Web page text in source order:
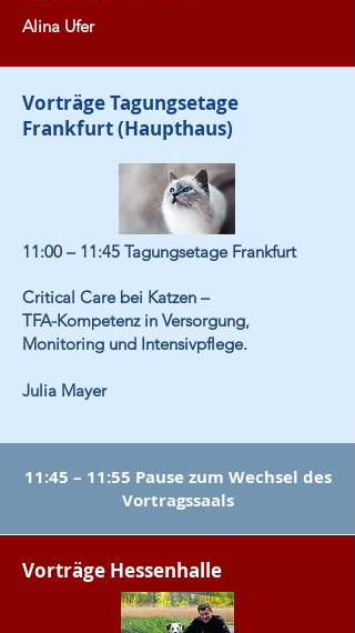
Alina Ufer
Vorträge Tagungsetage
Frankfurt (Haupthaus)
11:00 – 11:45 Tagungsetage Frankfurt
Critical Care bei Katzen –
TFA-Kompetenz in Versorgung,
Monitoring und Intensivpflege.
Julia Mayer
11:45 – 11:55 Pause zum Wechsel des
Vortragssaals
Vorträge Hessenhalle